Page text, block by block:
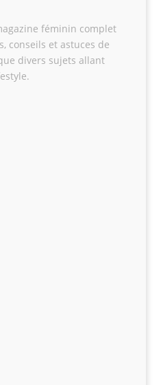
féminin complet
conseils et astuces de
divers sujets allant